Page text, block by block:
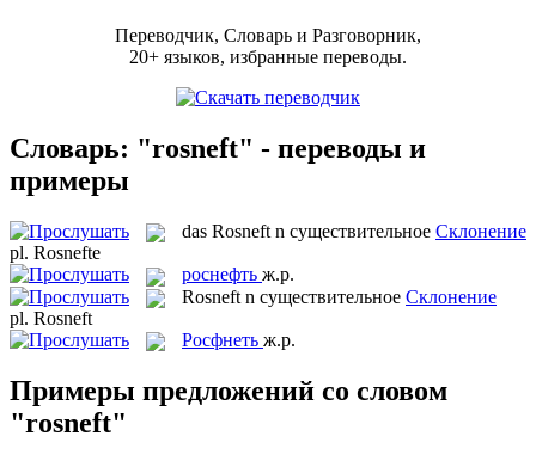
Переводчик, Словарь и Разговорник,
20+ языков, избранные переводы.
Словарь: "rosneft" - переводы и
примеры
das Rosneft n существительное Склонение
pl. Rosnefte
роснефть ж.р.
Rosneft n существительное Склонение
pl. Rosneft
Росфнеть ж.р.
Примеры предложений со словом
"rosneft"